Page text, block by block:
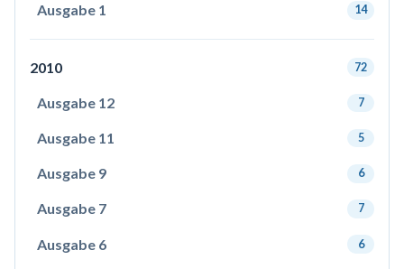
Ausgabe 1 14
2010 72
Ausgabe 12 7
Ausgabe 11 5
Ausgabe 9 6
Ausgabe 7 7
Ausgabe 6 6